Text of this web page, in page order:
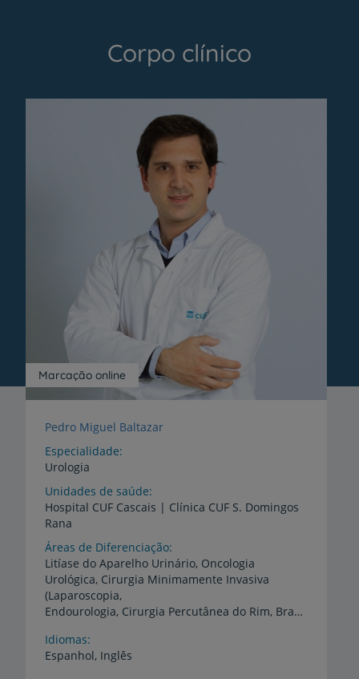
Corpo clínico
Marcação online
Pedro Miguel Baltazar
Especialidade
Urologia
Unidades de saúde
Hospital CUF Cascais | Clínica CUF S. Domingos
Rana
Áreas de Diferenciação
Litíase do Aparelho Urinário, Oncologia
Urológica, Cirurgia Minimamente Invasiva
(Laparoscopia,
Endourologia, Cirurgia Percutânea do Rim, Braquiterapia prostática), Uroginecologia (incontinência urinária e prolapsos), Andrologia, Medicina Sexual e Reprodução
Idiomas
Espanhol, Inglês